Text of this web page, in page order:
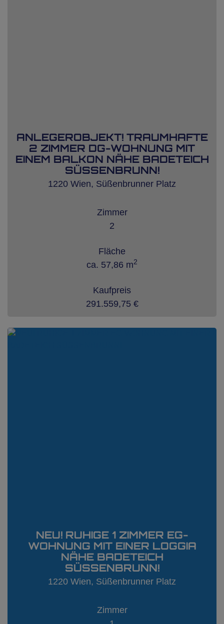
ANLEGEROBJEKT! TRAUMHAFTE
2 ZIMMER DG-WOHNUNG MIT
EINEM BALKON NÄHE BADETEICH
SÜSSENBRUNN!
1220 Wien, Süßenbrunner Platz
Zimmer
2
Fläche
ca. 57,86 m2
Kaufpreis
291.559,75 €
NEU! RUHIGE 1 ZIMMER EG-
WOHNUNG MIT EINER LOGGIA
NÄHE BADETEICH
SÜSSENBRUNN!
1220 Wien, Süßenbrunner Platz
Zimmer